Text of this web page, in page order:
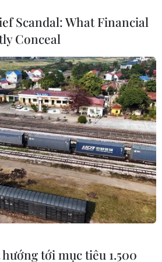
#Bảng điện tử
#Athletic Bilbao
Scandal: What Financial
Conceal
tới mục tiêu 1.500